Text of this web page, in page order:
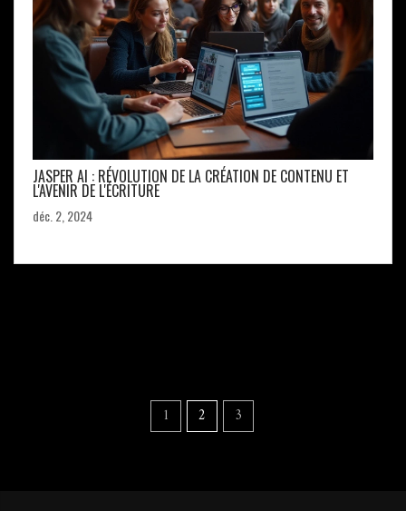
JASPER AI : RÉVOLUTION DE LA CRÉATION DE CONTENU ET
L'AVENIR DE L'ÉCRITURE
déc. 2, 2024
1 2 3